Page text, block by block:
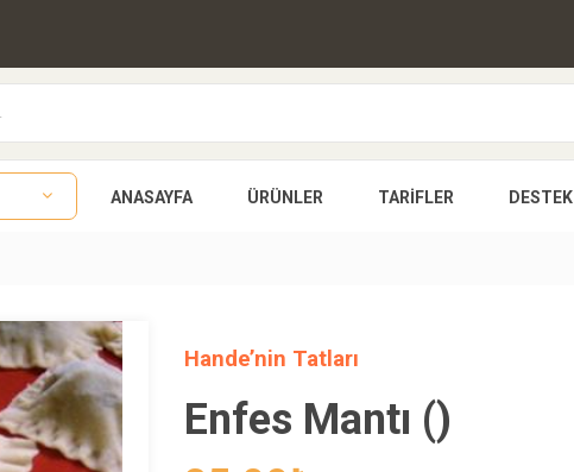
ANASAYFA ÜRÜNLER TARIFLER DESTEK
Hande’nin Tatları
Enfes Mantı ()